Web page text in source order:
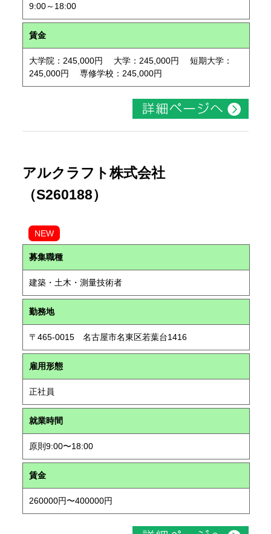
9:00～18:00
賃金
大学院：245,000円 大学：245,000円 短期大学：
245,000円 専修学校：245,000円
アルクラフト株式会社
（S260188）
NEW
募集職種
建築・土木・測量技術者
勤務地
〒465-0015 名古屋市名東区若葉台1416
雇用形態
正社員
就業時間
原則9:00〜18:00
賃金
260000円〜400000円